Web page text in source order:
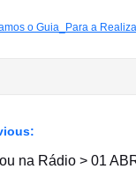
o Guia_Para a
na Rádio > 01